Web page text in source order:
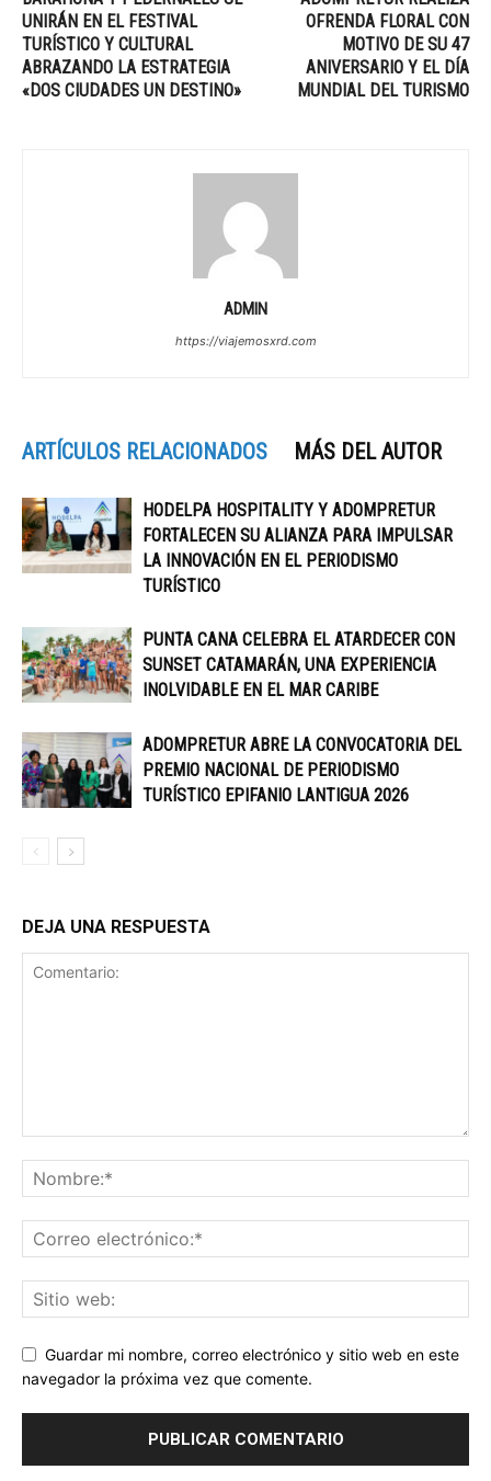
UNIRÁN EN EL FESTIVAL
TURÍSTICO Y CULTURAL
ABRAZANDO LA ESTRATEGIA
«DOS CIUDADES UN DESTINO»
OFRENDA FLORAL CON
MOTIVO DE SU 47
ANIVERSARIO Y EL DÍA
MUNDIAL DEL TURISMO
ADMIN
https://viajemosxrd.com
ARTÍCULOS RELACIONADOS MÁS DEL AUTOR
HODELPA HOSPITALITY Y ADOMPRETUR
FORTALECEN SU ALIANZA PARA IMPULSAR
LA INNOVACIÓN EN EL PERIODISMO
TURÍSTICO
PUNTA CANA CELEBRA EL ATARDECER CON
SUNSET CATAMARÁN, UNA EXPERIENCIA
INOLVIDABLE EN EL MAR CARIBE
ADOMPRETUR ABRE LA CONVOCATORIA DEL
PREMIO NACIONAL DE PERIODISMO
TURÍSTICO EPIFANIO LANTIGUA 2026
DEJA UNA RESPUESTA
Guardar mi nombre, correo electrónico y sitio web en este
navegador la próxima vez que comente.